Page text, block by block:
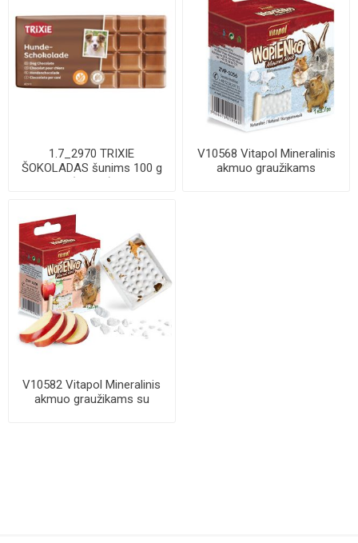
1.7_2970 TRIXIE
ŠOKOLADAS šunims 100 g
(pak.20)
V10568 Vitapol Mineralinis
akmuo graužikams
V10582 Vitapol Mineralinis
akmuo graužikams su